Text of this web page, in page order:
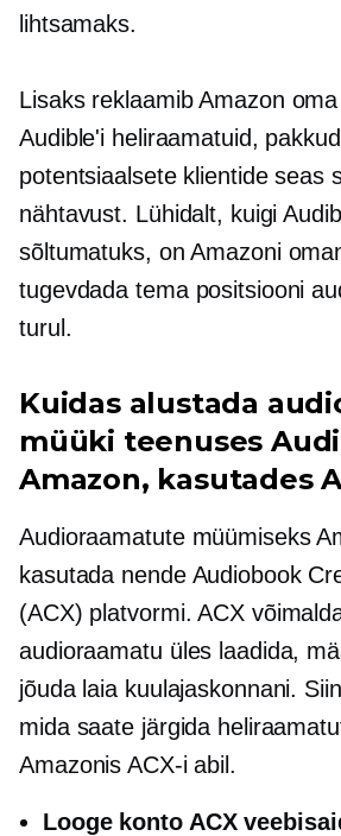
lihtsamaks.
Lisaks reklaamib Amazon oma
Audible'i heliraamatuid,
potentsiaalsete klientide seas
nähtavust. Lühidalt, kuigi
sõltumatuks, on Amazoni
tugevdada tema positsiooni
turul.
Kuidas alustada
müüki teenuses
Amazon, kasutades
Audioraamatute müümiseks
kasutada nende Audiobook
(ACX) platvormi. ACX
audioraamatu üles laadida,
jõuda laia kuulajaskonnani.
mida saate järgida
Amazonis ACX-i abil.
Looge konto ACX